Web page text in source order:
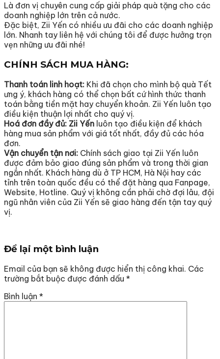
Là đơn vị chuyên cung cấp giải pháp quà tặng cho các
doanh nghiệp lớn trên cả nước.
Đặc biệt, Zii Yến có nhiều ưu đãi cho các doanh nghiệp
lớn. Nhanh tay liên hệ với chúng tôi để được hưởng trọn
vẹn những ưu đãi nhé!
CHÍNH SÁCH MUA HÀNG:
Thanh toán linh hoạt: Khi đã chọn cho mình bộ quà Tết
ưng ý, khách hàng có thể chọn bất cứ hình thức thanh
toán bằng tiền mặt hay chuyển khoản. Zii Yến luôn tạo
điều kiện thuận lợi nhất cho quý vị.
Hoá đơn đầy đủ: Zii Yến luôn tạo điều kiện để khách
hàng mua sản phẩm với giá tốt nhất, đầy đủ các hóa
đơn.
Vận chuyển tận nơi: Chính sách giao tại Zii Yến luôn
được đảm bảo giao đúng sản phẩm và trong thời gian
ngắn nhất. Khách hàng dù ở TP HCM, Hà Nội hay các
tỉnh trên toàn quốc đều có thể đặt hàng qua Fanpage,
Website, Hotline. Quý vị không cần phải chờ đợi lâu, đội
ngũ nhân viên của Zii Yến sẽ giao hàng đến tận tay quý
vị.
Để lại một bình luận
Email của bạn sẽ không được hiển thị công khai. Các
trường bắt buộc được đánh dấu *
Bình luận *